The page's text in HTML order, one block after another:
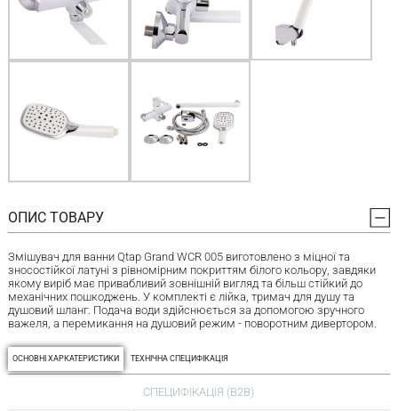
ОПИС ТОВАРУ
Змішувач для ванни Qtap Grand WCR 005 виготовлено з міцної та
зносостійкої латуні з рівномірним покриттям білого кольору, завдяки
якому виріб має привабливий зовнішній вигляд та більш стійкий до
механічних пошкоджень. У комплекті є лійка, тримач для душу та
душовий шланг. Подача води здійснюється за допомогою зручного
важеля, а перемикання на душовий режим - поворотним дивертором.
ОСНОВНІ ХАРКАТЕРИСТИКИ ТЕХНІЧНА СПЕЦИФІКАЦІЯ
СПЕЦИФІКАЦІЯ (B2B)